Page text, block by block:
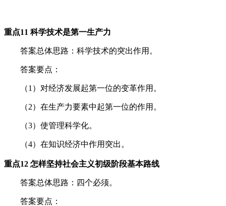
重点11 科学技术是第一生产力
答案总体思路：科学技术的突出作用。
答案要点：
（1）对经济发展起第一位的变革作用。
（2）在生产力要素中起第一位的作用。
（3）使管理科学化。
（4）在知识经济中作用突出。
重点12 怎样坚持社会主义初级阶段基本路线
答案总体思路：四个必须。
答案要点：